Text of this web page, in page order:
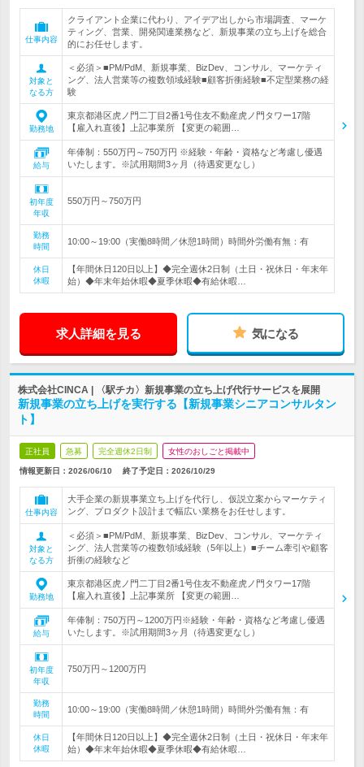
仕事内容
クライアント企業に代わり、アイデア出しから市場調査、マーケ
ティング、営業、開発関連業務など、新規事業の立ち上げを総合
的にお任せします。
対象と
なる方
＜必須＞■PM/PdM、新規事業、BizDev、コンサル、マーケティ
ング、法人営業等の複数領域経験■顧客折衝経験■不定型業務の経
験
勤務地
東京都港区虎ノ門二丁目2番1号住友不動産虎ノ門タワー17階
【雇入れ直後】上記事業所 【変更の範囲…
給与
年俸制：550万円～750万円 ※経験・年齢・資格など考慮し優遇
いたします。※試用期間3ヶ月（待遇変更なし）
初年度
年収
550万円～750万円
勤務
時間
10:00～19:00（実働8時間／休憩1時間）時間外労働有無：有
休日
休暇
【年間休日120日以上】◆完全週休2日制（土日・祝休日・年末年
始）◆年末年始休暇◆夏季休暇◆有給休暇…
求人詳細を見る 気になる
株式会社CINCA | 〈駅チカ〉新規事業の立ち上げ代行サービスを展開
新規事業の立ち上げを実行する【新規事業シニアコンサルタン
ト】
正社員 急募 完全週休2日制 女性のおしごと掲載中
情報更新日：2026/06/10 終了予定日： 2026/10/29
仕事内容
大手企業の新規事業立ち上げを代行し、仮説立案からマーケティ
ング、プロダクト設計まで幅広い業務をお任せします。
対象と
なる方
＜必須＞■PM/PdM、新規事業、BizDev、コンサル、マーケティ
ング、法人営業等の複数領域経験（5年以上）■チーム牽引や顧客
折衝の経験など
勤務地
東京都港区虎ノ門二丁目2番1号住友不動産虎ノ門タワー17階
【雇入れ直後】上記事業所 【変更の範囲…
給与
年俸制：750万円～1200万円※経験・年齢・資格など考慮し優遇
いたします。※試用期間3ヶ月（待遇変更なし）
初年度
年収
750万円～1200万円
勤務
時間
10:00～19:00（実働8時間／休憩1時間）時間外労働有無：有
休日
休暇
【年間休日120日以上】◆完全週休2日制（土日・祝休日・年末年
始）◆年末年始休暇◆夏季休暇◆有給休暇…